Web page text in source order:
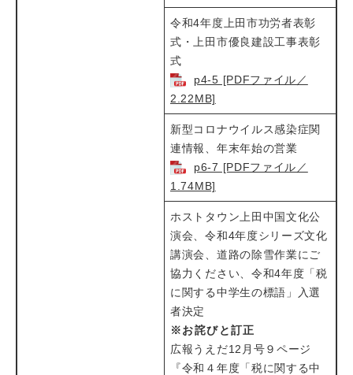
令和4年度上田市功労者表彰
式・上田市優良建設工事表彰
式​​
p4-5 [PDFファイル／
2.22MB]
新型コロナウイルス感染症関
連情報、年末年始の営業​​
p6-7 [PDFファイル／
1.74MB]
ホストタウン上田中国文化公
演会、令和4年度シリーズ文化
講演会、道路の除雪作業にご
協力ください、令和4年度「税
に関する中学生の標語」入選
者決定​
※お詫びと訂正
広報うえだ12月号９ページ
『令和４年度「税に関する中